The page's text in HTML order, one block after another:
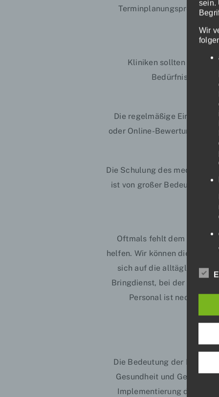
Kliniken sollten sich
Bedürfnisse und
Die regelmäßige
oder Online-Bewertungen
Die Schulung des
ist von großer Bedeutung.
Oftmals fehlt dem
helfen. Wir können die
sich auf die alltägliche
Bringdienst, bei der
Personal ist neoserv
Die Bedeutung der
Gesundheit und
Implementierung der
sein.
Wir